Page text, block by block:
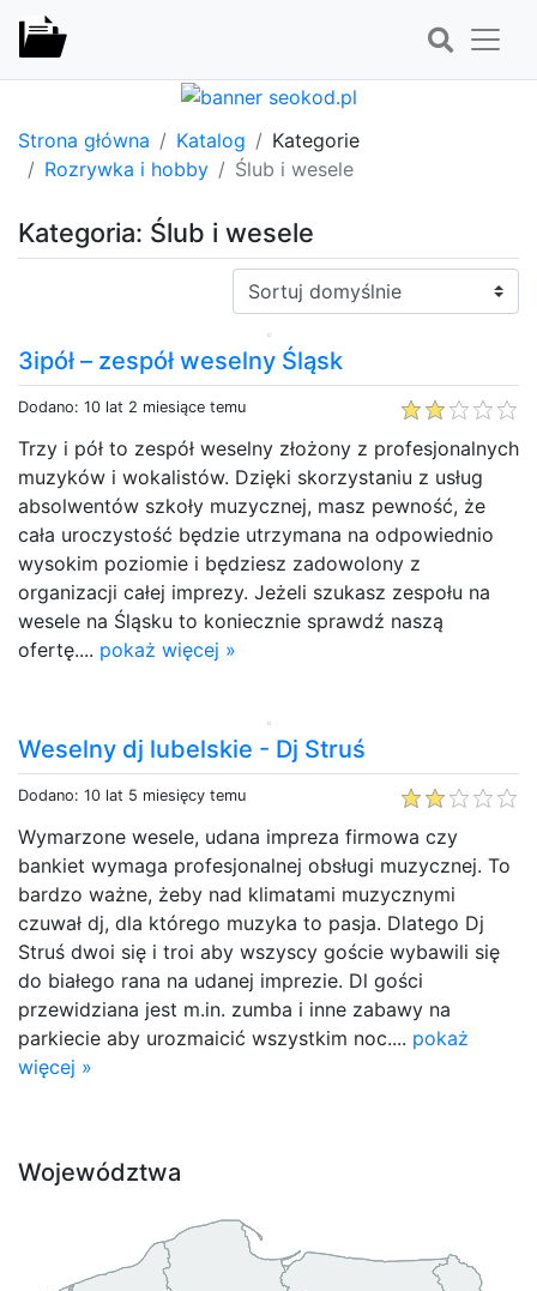
Strona główna Katalog
Kategorie
Rozrywka i hobby
Ślub i wesele
Kategoria: Ślub i wesele
Sortuj:
3ipół – zespół weselny Śląsk
Dodano: 10 lat 2 miesiące temu
Trzy i pół to zespół weselny złożony z profesjonalnych
muzyków i wokalistów. Dzięki skorzystaniu z usług
absolwentów szkoły muzycznej, masz pewność, że
cała uroczystość będzie utrzymana na odpowiednio
wysokim poziomie i będziesz zadowolony z
organizacji całej imprezy. Jeżeli szukasz zespołu na
wesele na Śląsku to koniecznie sprawdź naszą
ofertę.... pokaż więcej »
Weselny dj lubelskie - Dj Struś
Dodano: 10 lat 5 miesięcy temu
Wymarzone wesele, udana impreza firmowa czy
bankiet wymaga profesjonalnej obsługi muzycznej. To
bardzo ważne, żeby nad klimatami muzycznymi
czuwał dj, dla którego muzyka to pasja. Dlatego Dj
Struś dwoi się i troi aby wszyscy goście wybawili się
do białego rana na udanej imprezie. Dl gości
przewidziana jest m.in. zumba i inne zabawy na
parkiecie aby urozmaicić wszystkim noc.... pokaż
więcej »
Województwa